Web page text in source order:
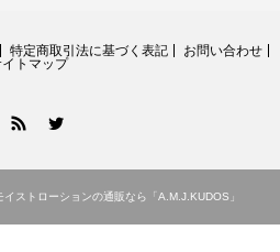
特定商取引法に基づく表記
お問い合わせ
トマップ
ストローションの通販なら「A.M.J.KUDOS」